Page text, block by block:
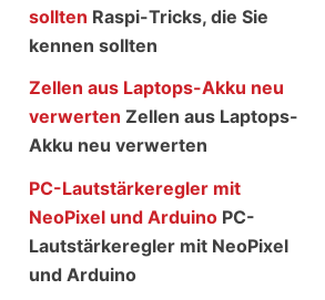
sollten Raspi-Tricks, die Sie
kennen sollten
Zellen aus Laptops-Akku neu
verwerten Zellen aus Laptops-
Akku neu verwerten
PC-Lautstärkeregler mit
NeoPixel und Arduino PC-
Lautstärkeregler mit NeoPixel
und Arduino